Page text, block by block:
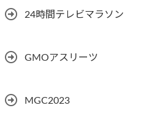
24時間テレビマラソン
GMOアスリーツ
MGC2023